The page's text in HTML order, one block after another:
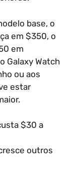
base, o
em $350, o
em
Galaxy Watch
ou aos
estar
$30 a
outros